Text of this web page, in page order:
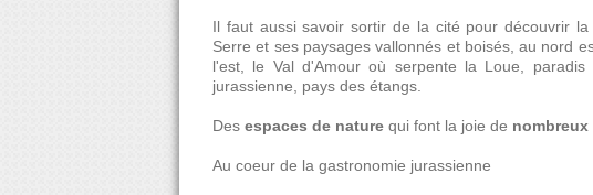
Il faut aussi savoir sortir de la cité pour découvrir
Serre et ses paysages vallonnés et boisés, au nord
l'est, le Val d'Amour où serpente la Loue,
jurassienne, pays des étangs.
Des espaces de nature qui font la joie de
Au coeur de la gastronomie jurassienne